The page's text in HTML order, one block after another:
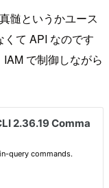
髄というかユース
て API なのです
で制御しながら